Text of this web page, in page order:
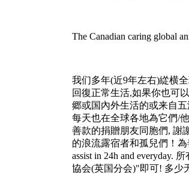
The Canadian caring global
我们多年(近9年左右)緃横
回復正常生活,如果你也可
郷或国內外生活的或来自
每天也在全球各地為它們/
善款的捐贈朋友同胞們, 謝
的浪流露宿者和孤兒們！為
assist in 24h and everyday.
協会(英国分会)"即可! 多少